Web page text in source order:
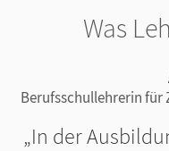
Was
Berufsschullehrerin für
In der